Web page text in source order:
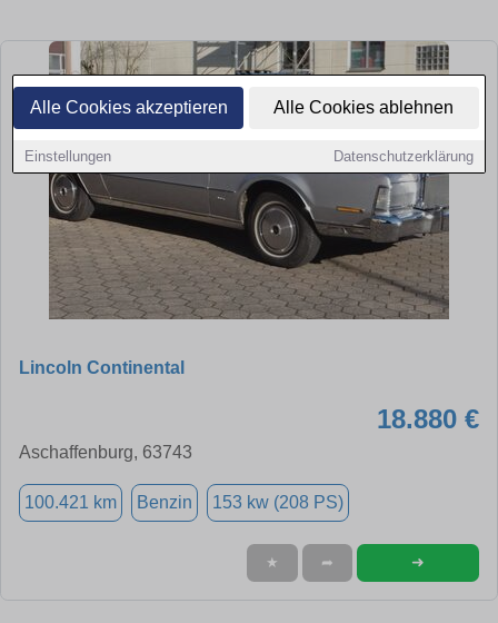
Alle Cookies akzeptieren Alle Cookies ablehnen
Einstellungen Datenschutzerklärung
Lincoln Continental
18.880 €
Aschaffenburg, 63743
100.421 km Benzin 153 kw (208 PS)
★ ➦ ➜